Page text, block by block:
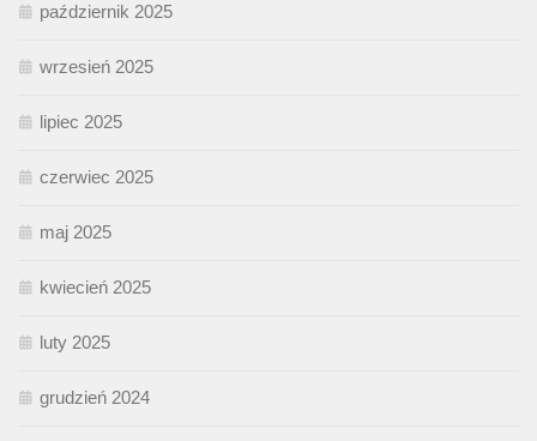
październik 2025
wrzesień 2025
lipiec 2025
czerwiec 2025
maj 2025
kwiecień 2025
luty 2025
grudzień 2024